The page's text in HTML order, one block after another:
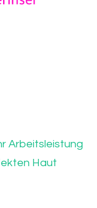
Arbeitsleistung
Haut